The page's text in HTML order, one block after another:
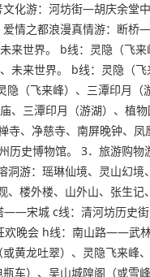
化游：河坊街—胡庆余
情之都浪漫真情游：断
世界。 b线：灵隐（飞
来世界。 b线：灵隐（
（飞来峰）、三潭印月（
三潭印月（游湖）、植
、净慈寺、南屏晚钟、
史博物馆。 3．旅游购
游：瑶琳仙境、灵山幻
楼外楼、山外山、张生
宋城 c线：清河坊历
会 h线：南山路——武
黄龙吐翠）、灵隐飞来
）、吴山城隍阁（或